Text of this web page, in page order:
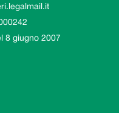
8 giugno 2007